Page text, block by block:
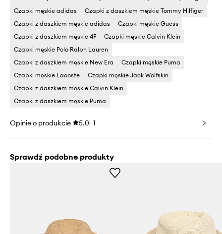
Czapki męskie adidas
Czapki z daszkiem męskie Tommy Hilfiger
Czapki z daszkiem męskie adidas
Czapki męskie Guess
Czapki z daszkiem męskie 4F
Czapki męskie Calvin Klein
Czapki męskie Polo Ralph Lauren
Czapki z daszkiem męskie New Era
Czapki męskie Puma
Czapki męskie Lacoste
Czapki męskie Jack Wolfskin
Czapki z daszkiem męskie Calvin Klein
Czapki z daszkiem męskie Puma
Opinie o produkcie 5.0 1
Sprawdź podobne produkty